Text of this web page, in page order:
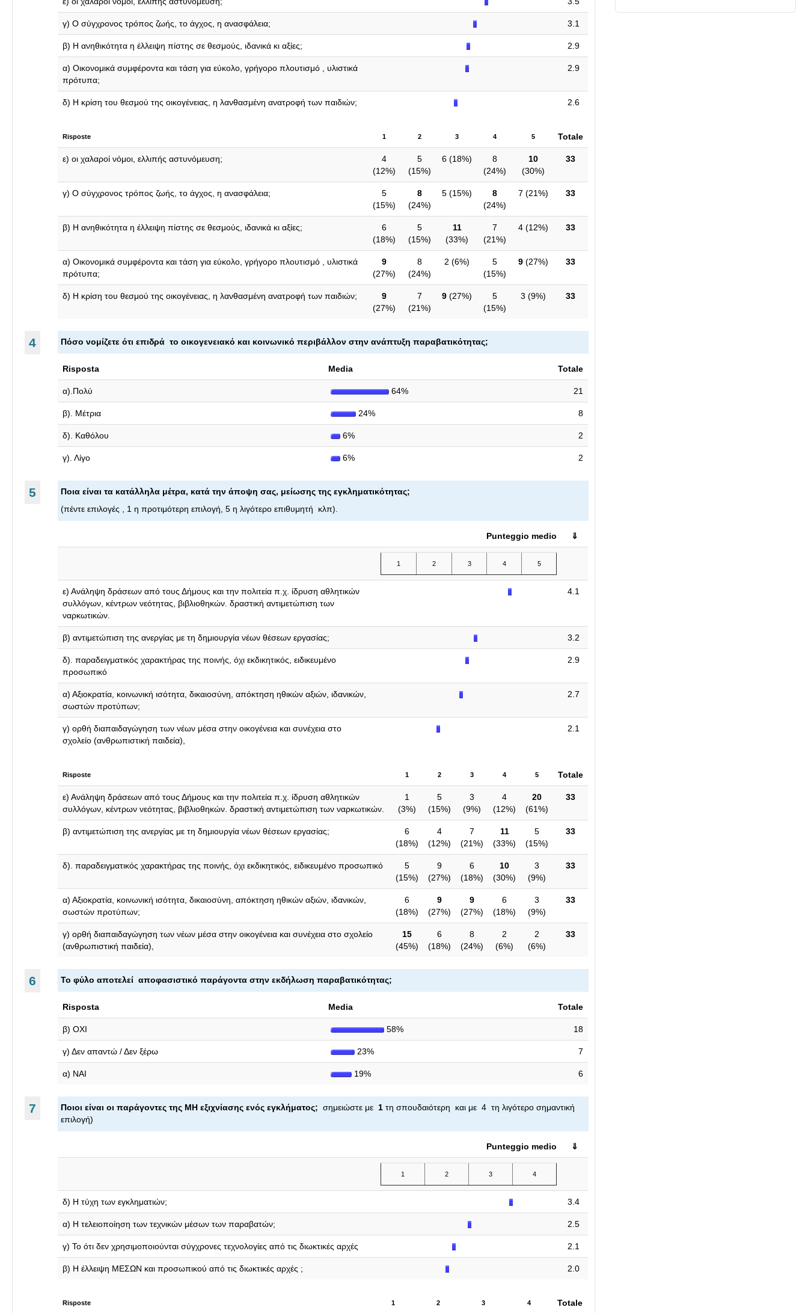
γ) Ο σύγχρονος τρόπος ζωής, το άγχος, η ανασφάλεια; 3.1
β) Η ανηθικότητα η έλλειψη πίστης σε θεσμούς, ιδανικά κι αξίες; 2.9
α) Οικονομικά συμφέροντα και τάση για εύκολο, γρήγορο πλουτισμό , υλιστικά
πρότυπα;
2.9
δ) Η κρίση του θεσμού της οικογένειας, η λανθασμένη ανατροφή των παιδιών; 2.6
Risposte 1 2 3 4 5 Totale
ε) οι χαλαροί νόμοι, ελλιπής αστυνόμευση;
4
(12%)
5
(15%)
6 (18%)
8
(24%)
10
(30%)
33
γ) Ο σύγχρονος τρόπος ζωής, το άγχος, η ανασφάλεια;
5
(15%)
8
(24%)
5 (15%)
8
(24%)
7 (21%) 33
β) Η ανηθικότητα η έλλειψη πίστης σε θεσμούς, ιδανικά κι αξίες;
6
(18%)
5
(15%)
11
(33%)
7
(21%)
4 (12%) 33
α) Οικονομικά συμφέροντα και τάση για εύκολο, γρήγορο πλουτισμό , υλιστικά
πρότυπα;
9
(27%)
8
(24%)
2 (6%)
5
(15%)
9(27%) 33
δ) Η κρίση του θεσμού της οικογένειας, η λανθασμένη ανατροφή των παιδιών;
9
(27%)
7
(21%)
9 (27%)
5
(15%)
3 (9%) 33
4 Πόσο νομίζετε ότι επιδρά το οικογενειακό και κοινωνικό περιβάλλον στην ανάπτυξη παραβατικότητας;
Risposta Media Totale
α).Πολύ 64% 21
β). Μέτρια 24% 8
δ). Καθόλου 6% 2
γ). Λίγο 6% 2
5
Ποια είναι τα κατάλληλα μέτρα, κατά την άποψη σας, μείωσης της εγκληματικότητας;
(πέντε επιλογές , 1 η προτιμότερη επιλογή, 5 η λιγότερο επιθυμητή κλπ).
Punteggio medio ⇓
1 2 3 4 5
ε) Ανάληψη δράσεων από τους Δήμους και την πολιτεία π.χ. ίδρυση αθλητικών
συλλόγων, κέντρων νεότητας, βιβλιοθηκών. δραστική αντιμετώπιση των
ναρκωτικών.
4.1
β) αντιμετώπιση της ανεργίας με τη δημιουργία νέων θέσεων εργασίας; 3.2
δ). παραδειγματικός χαρακτήρας της ποινής, όχι εκδικητικός, ειδικευμένο
προσωπικό
2.9
α) Αξιοκρατία, κοινωνική ισότητα, δικαιοσύνη, απόκτηση ηθικών αξιών, ιδανικών,
σωστών προτύπων;
2.7
γ) ορθή διαπαιδαγώγηση των νέων μέσα στην οικογένεια και συνέχεια στο
σχολείο (ανθρωπιστική παιδεία),
2.1
Risposte 1 2 3 4 5 Totale
ε) Ανάληψη δράσεων από τους Δήμους και την πολιτεία π.χ. ίδρυση αθλητικών
συλλόγων, κέντρων νεότητας, βιβλιοθηκών. δραστική αντιμετώπιση των ναρκωτικών.
1
(3%)
5
(15%)
3
(9%)
4
(12%)
20
(61%)
33
β) αντιμετώπιση της ανεργίας με τη δημιουργία νέων θέσεων εργασίας;
6
(18%)
4
(12%)
7
(21%)
11
(33%)
5
(15%)
33
δ). παραδειγματικός χαρακτήρας της ποινής, όχι εκδικητικός, ειδικευμένο προσωπικό
5
(15%)
9
(27%)
6
(18%)
10
(30%)
3
(9%)
33
α) Αξιοκρατία, κοινωνική ισότητα, δικαιοσύνη, απόκτηση ηθικών αξιών, ιδανικών,
σωστών προτύπων;
6
(18%)
9
(27%)
9
(27%)
6
(18%)
3
(9%)
33
γ) ορθή διαπαιδαγώγηση των νέων μέσα στην οικογένεια και συνέχεια στο σχολείο
(ανθρωπιστική παιδεία),
15
(45%)
6
(18%)
8
(24%)
2
(6%)
2
(6%)
33
6 Το φύλο αποτελεί αποφασιστικό παράγοντα στην εκδήλωση παραβατικότητας;
Risposta Media Totale
β) ΟΧΙ 58% 18
γ) Δεν απαντώ / Δεν ξέρω 23% 7
α) ΝΑΙ 19% 6
7 Ποιοι είναι οι παράγοντες της ΜΗ εξιχνίασης ενός εγκλήματος; σημειώστε με 1 τη σπουδαιότερη και με 4 τη λιγότερο σημαντική
επιλογή)
Punteggio medio ⇓
1 2 3 4
δ) Η τύχη των εγκληματιών; 3.4
α) Η τελειοποίηση των τεχνικών μέσων των παραβατών; 2.5
γ) Το ότι δεν χρησιμοποιούνται σύγχρονες τεχνολογίες από τις διωκτικές αρχές 2.1
β) Η έλλειψη ΜΕΣΩΝ και προσωπικού από τις διωκτικές αρχές ; 2.0
Risposte 1 2 3 4 Totale